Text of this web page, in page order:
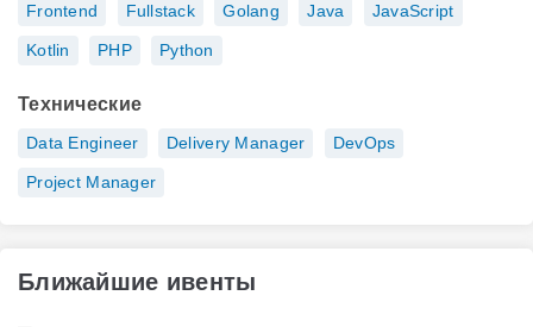
Frontend Fullstack Golang Java JavaScript
Kotlin PHP Python
Технические
Data Engineer Delivery Manager DevOps
Project Manager
Ближайшие ивенты